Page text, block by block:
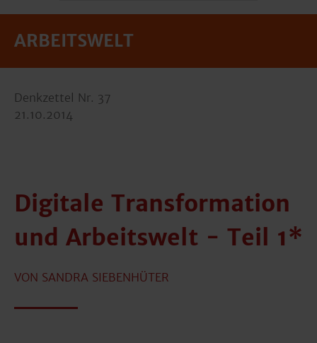
ARBEITSWELT
Denkzettel Nr. 37
21.10.2014
Digitale Transformation
und Arbeitswelt - Teil 1*
VON SANDRA SIEBENHÜTER